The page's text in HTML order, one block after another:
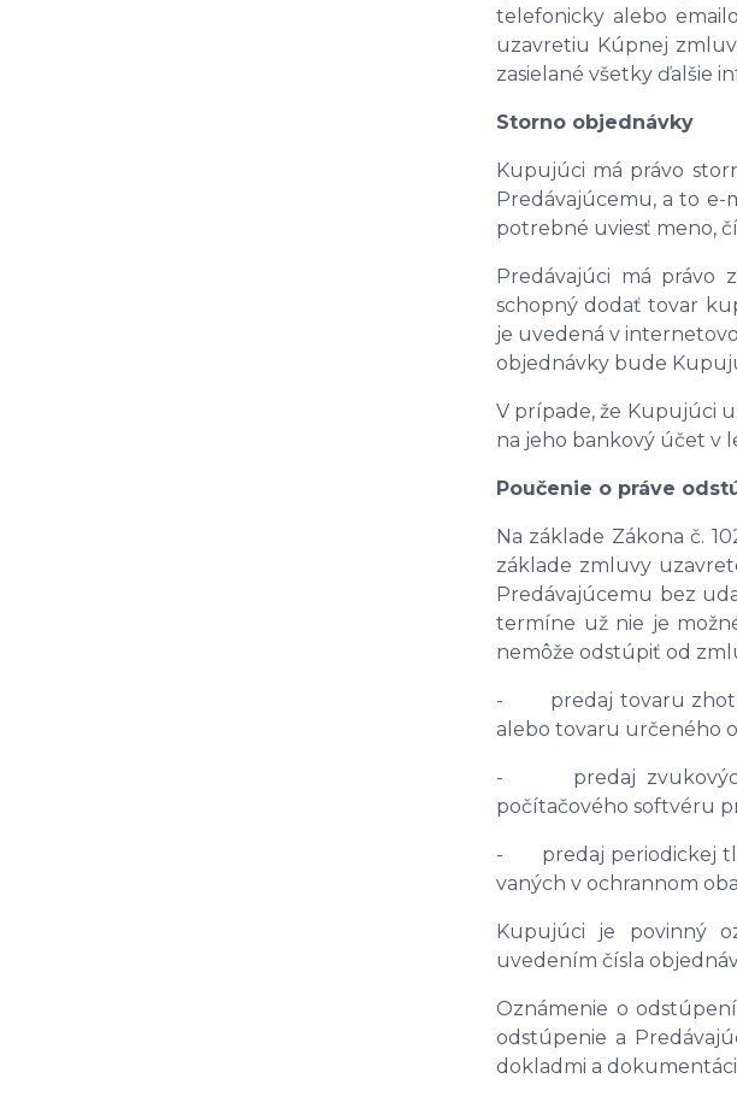
telefonicky alebo
uzavretiu Kúpnej
zasielané všetky ďalšie
Storno objednávky
Kupujúci má právo
Predávajúcemu, a to e-
potrebné uviesť meno,
Predávajúci má právo
schopný dodať tovar
je uvedená v
objednávky bude
V prípade, že Kupujúci
na jeho bankový účet v
Poučenie o práve
Na základe Zákona č.
základe zmluvy
Predávajúcemu bez
termíne už nie je
nemôže odstúpiť od
- predaj tovaru
alebo tovaru určeného
- predaj zvukových
počítačového softvéru
- predaj periodickej
vaných v ochrannom
Kupujúci je povinný
uvedením čísla
Oznámenie o
odstúpenie a
dokladmi a